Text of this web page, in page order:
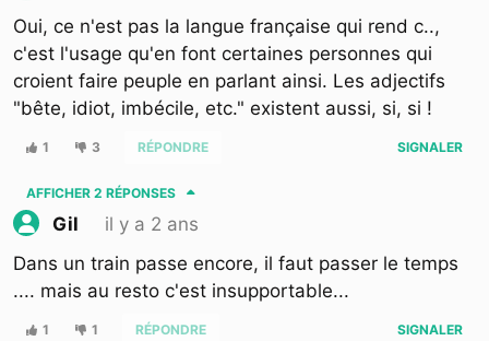
Oui, ce n'est pas la langue française qui rend c..,
c'est l'usage qu'en font certaines personnes qui
croient faire peuple en parlant ainsi. Les adjectifs
"bête, idiot, imbécile, etc." existent aussi, si, si !
1 3 RÉPONDRE SIGNALER
AFFICHER 2 RÉPONSES
Gil
il y a 2 ans
Dans un train passe encore, il faut passer le temps
.... mais au resto c'est insupportable...
1 1 RÉPONDRE SIGNALER